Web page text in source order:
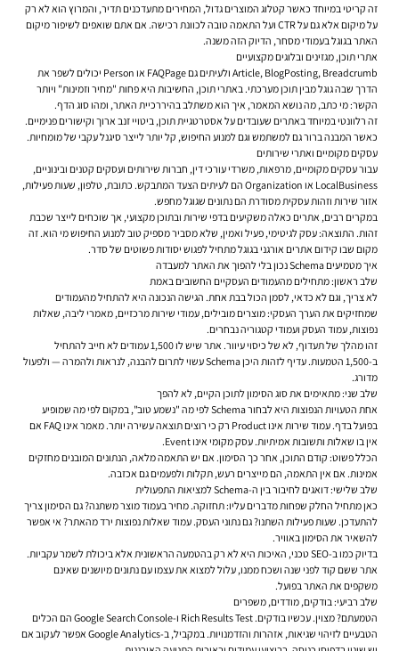
זה קריטי במיוחד כאשר קטלוג המוצרים גדול, המחירים מתעדכנים תדיר, והמרוץ הוא לא רק
על מיקום אלא גם על CTR ועל התאמה טובה לכוונת רכישה. אם אתם שואפים לשיפור מיקום
האתר בגוגל בעמודי מסחר, הדיוק הזה משנה.
אתרי תוכן, מגזינים ובלוגים מקצועיים
Article, BlogPosting, Breadcrumb ולעיתים גם FAQPage או Person יכולים לשפר את
הדרך שבה גוגל מבין תוכן מערכתי. באתרי תוכן, החשיבות היא פחות "מחיר וזמינות" ויותר
הקשר: מי כתב, מה נושא המאמר, איך הוא משתלב בהיררכיית האתר, ומהו סוג הדף.
זה רלוונטי במיוחד באתרים שעובדים על אסטרטגיית תוכן, ביטויי זנב ארוך וקישורים פנימיים.
כאשר המבנה ברור גם למשתמש וגם למנוע החיפוש, קל יותר לייצר סיגנל עקבי של מומחיות.
עסקים מקומיים ואתרי שירותים
עבור עסקים מקומיים, מרפאות, משרדי עורכי דין, חברות שירותים ועסקים קטנים ובינוניים,
LocalBusiness או Organization הם לעיתים הצעד המתבקש. כתובת, טלפון, שעות פעילות,
אזור שירות וזהות עסקית מסודרת הם נתונים שגוגל מחפש.
במקרים רבים, אתרים כאלה משקיעים בדפי שירות ובתוכן מקצועי, אך שוכחים לייצר שכבת
זהות. התוצאה: עסק לגיטימי, פעיל ואמין, שלא מסביר מספיק טוב למנוע החיפוש מי הוא. זה
מקום שבו קידום אתרים אורגני בגוגל מתחיל לפגוש יסודות פשוטים של סדר.
איך מטמיעים Schema נכון בלי להפוך את האתר למעבדה
שלב ראשון: מתחילים מהעמודים העסקיים החשובים באמת
לא צריך, וגם לא כדאי, לסמן הכול בבת אחת. הגישה הנכונה היא להתחיל מהעמודים
שמחזיקים את הערך העסקי: מוצרים מובילים, עמודי שירות מרכזיים, מאמרי ליבה, שאלות
נפוצות, עמוד העסק ועמודי קטגוריה נבחרים.
זהו מהלך של תעדוף, לא של כיסוי עיוור. אתר שיש לו 1,500 עמודים לא חייב להתחיל
ב-1,500 הטמעות. עדיף לזהות היכן Schema עשוי לתרום להבנה, לנראות ולהמרה — ולפעול
מדורג.
שלב שני: מתאימים את סוג הסימון לתוכן הקיים, לא להפך
אחת הטעויות הנפוצות היא לבחור Schema לפי מה "נשמע טוב", במקום לפי מה שמופיע
בפועל בדף. עמוד שירות אינו Product רק כי רוצים תוצאה עשירה יותר. מאמר אינו FAQ אם
אין בו שאלות ותשובות אמיתיות. עסק מקומי אינו Event.
הכלל פשוט: קודם התוכן, אחר כך הסימון. אם יש התאמה מלאה, הנתונים המובנים מחזקים
אמינות. אם אין התאמה, הם מייצרים רעש, תקלות ולפעמים גם אכזבה.
שלב שלישי: דואגים לחיבור בין ה-Schema למציאות התפעולית
כאן מתחיל החלק שפחות מדברים עליו: תחזוקה. מחיר בעמוד מוצר משתנה? גם הסימון צריך
להתעדכן. שעות פעילות השתנו? גם נתוני העסק. עמוד שאלות נפוצות ירד מהאתר? אי אפשר
להשאיר את הסימון באוויר.
בדיוק כמו ב-SEO טכני, האיכות היא לא רק בהטמעה הראשונית אלא ביכולת לשמר עקביות.
אתר ששם קוד לפני שנה ושכח ממנו, עלול למצוא את עצמו עם נתונים מיושנים שאינם
משקפים את האתר בפועל.
שלב רביעי: בודקים, מודדים, משפרים
הטמעתם? מצוין. עכשיו בודקים. Rich Results Test ו-Google Search Console הם הכלים
הטבעיים לזיהוי שגיאות, אזהרות והזדמנויות. במקביל, ב-Google Analytics אפשר לעקוב אם